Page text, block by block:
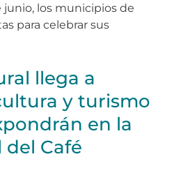
los municipios de
para celebrar sus
llega a
y turismo
en la
del Café